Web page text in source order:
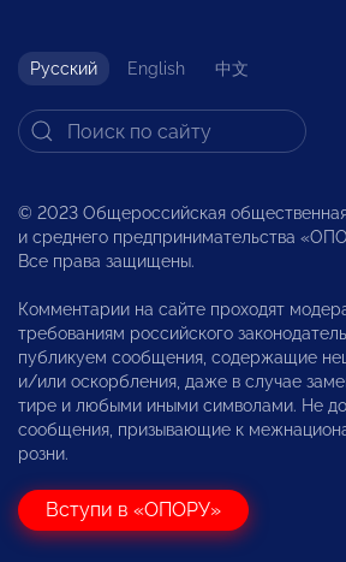
Русский English 中文
© 2023 Общероссийская общественная
и среднего предпринимательства
Все права защищены.
Комментарии на сайте проходят
требованиям российского
публикуем сообщения, содержащие
и/или оскорбления, даже в случае
тире и любыми иными символами. Не
сообщения, призывающие к
розни.
Вступи в «ОПОРУ»